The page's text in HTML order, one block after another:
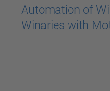
Automation of
Winaries with